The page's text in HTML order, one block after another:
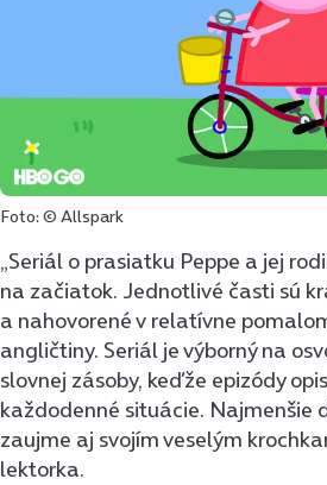
Foto: © Allspark
„Seriál o prasiatku Peppe a jej
na začiatok. Jednotlivé časti sú
a nahovorené v relatívne
angličtiny. Seriál je výborný na
slovnej zásoby, keďže epizódy
každodenné situácie. Najmenšie
zaujme aj svojím veselým
lektorka.